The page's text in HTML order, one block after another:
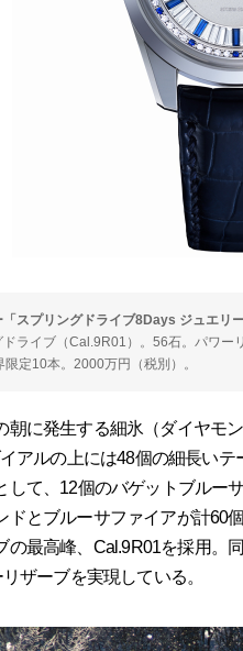
スプリングドライブ8Days ジュエリー
ライブ（Cal.9R01）。56石。パワー
定10本。2000万円（税別）。
に発生する細氷（ダイヤモ
アルの上には48個の細長い
して、12個のバゲットブルー
ドとブルーサファイアが計60
の最高峰、Cal.9R01を採用。
ザーブを実現している。